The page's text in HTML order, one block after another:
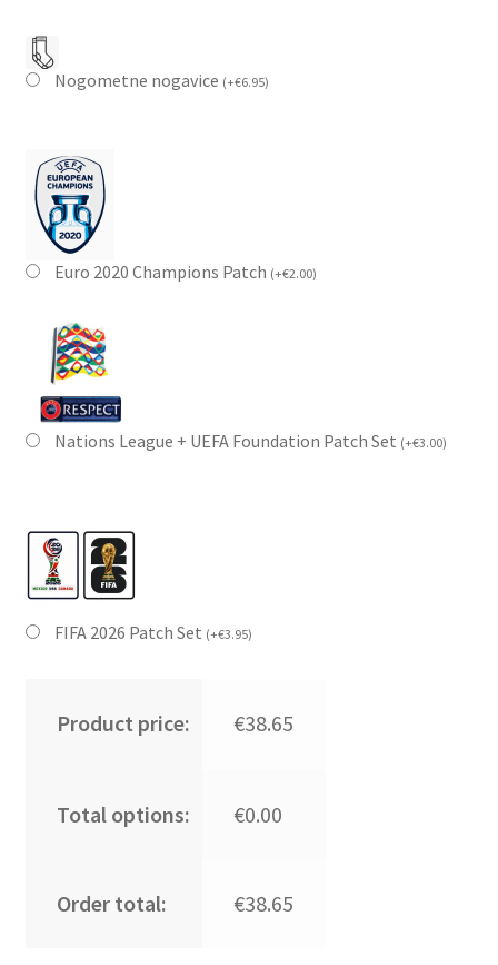
Nogometne nogavice (+€6.95)
Euro 2020 Champions Patch (+€2.00)
Nations League + UEFA Foundation Patch Set (+€3.00)
FIFA 2026 Patch Set (+€3.95)
Product price: €38.65
Total options: €0.00
Order total: €38.65